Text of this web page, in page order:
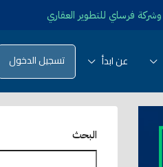
2025-10-23 16:15:12 شراكة تسويقية بين شركة منصة ابدأ وشركة ريبورتاج العقارية
عن ابدأ تسجيل الدخول
البحث